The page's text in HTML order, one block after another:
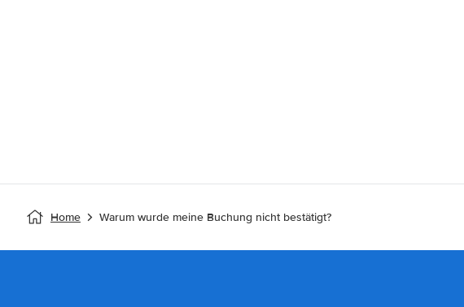
Home Warum wurde meine Buchung nicht bestätigt?